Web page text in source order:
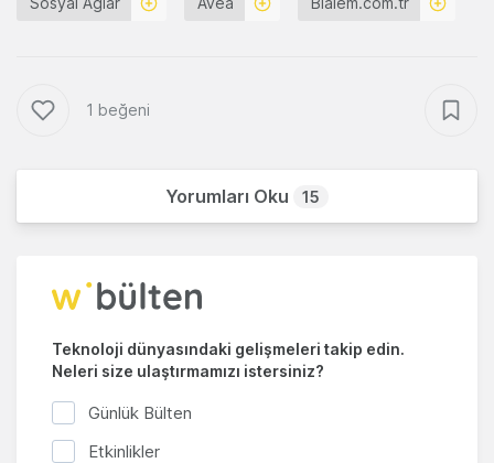
1 beğeni
Yorumları Oku 15
Teknoloji dünyasındaki gelişmeleri takip edin.
Neleri size ulaştırmamızı istersiniz?
Günlük Bülten
Etkinlikler